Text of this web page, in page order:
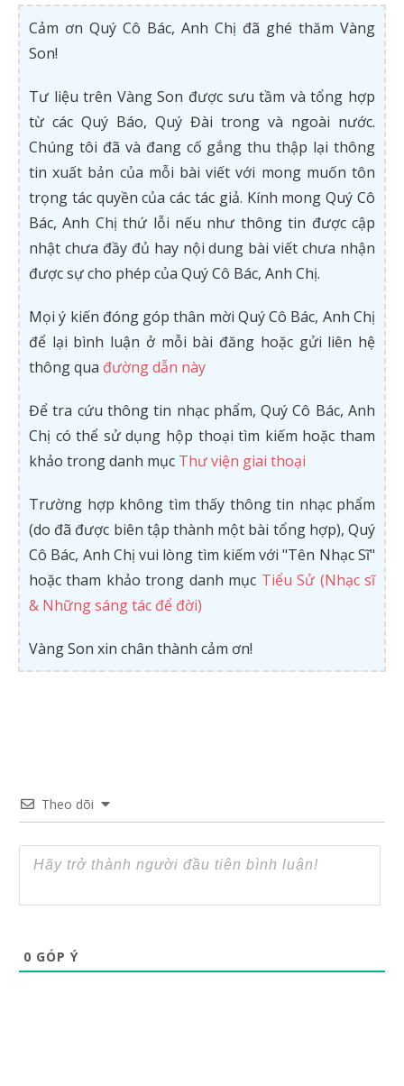
Cảm ơn Quý Cô Bác, Anh Chị đã ghé thăm Vàng
Son!
Tư liệu trên Vàng Son được sưu tầm và tổng hợp
từ các Quý Báo, Quý Đài trong và ngoài nước.
Chúng tôi đã và đang cố gắng thu thập lại thông
tin xuất bản của mỗi bài viết với mong muốn tôn
trọng tác quyền của các tác giả. Kính mong Quý Cô
Bác, Anh Chị thứ lỗi nếu như thông tin được cập
nhật chưa đầy đủ hay nội dung bài viết chưa nhận
được sự cho phép của Quý Cô Bác, Anh Chị.
Mọi ý kiến đóng góp thân mời Quý Cô Bác, Anh Chị
để lại bình luận ở mỗi bài đăng hoặc gửi liên hệ
thông qua đường dẫn này
Để tra cứu thông tin nhạc phẩm, Quý Cô Bác, Anh
Chị có thể sử dụng hộp thoại tìm kiếm hoặc tham
khảo trong danh mục Thư viện giai thoại
Trường hợp không tìm thấy thông tin nhạc phẩm
(do đã được biên tập thành một bài tổng hợp), Quý
Cô Bác, Anh Chị vui lòng tìm kiếm với "Tên Nhạc Sĩ"
hoặc tham khảo trong danh mục Tiểu Sử (Nhạc sĩ
& Những sáng tác để đời)
Vàng Son xin chân thành cảm ơn!
Theo dõi
0 GÓP Ý